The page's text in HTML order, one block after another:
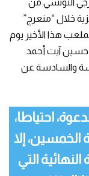
التونسي من
خلال “منعرج”
بملعب هذا الأخير يوم
حسين آيت أحمد
الخامسة والسادسة عن
احتياطا،
الخمسين، إلا
التي